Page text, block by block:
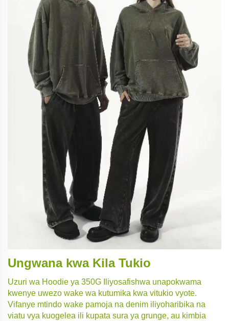
Ungwana kwa Kila Tukio
Uzuri wa Hoodie ya 350G Iliyosafishwa unapokwama
kwenye uwezo wake wa kutumika kwa vitukio vyote.
Vifanye mtindo wake pamoja na denim iliyoharibika na
viatu vya kuogelea ili kupata sura ya grunge, au kimbia